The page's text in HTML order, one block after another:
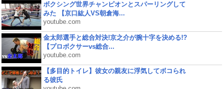
ボクシング世界チャンピオンとスパーリングして
みた 【京口紘人VS朝倉海...
youtube.com
金太郎選手と総合対決!京之介が腕十字を決める!?
【プロボクサーvs総合...
youtube.com
【多目的トイレ】彼女の親友に浮気してボコられ
る彼氏